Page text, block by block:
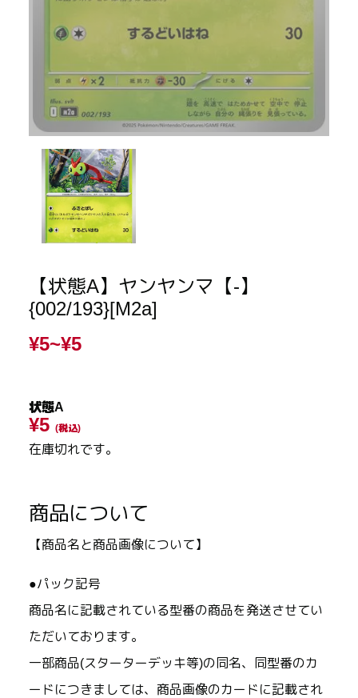
【状態A】ヤンヤンマ【-】
{002/193}[M2a]
¥5~¥5
状態A
¥5 (税込)
在庫切れです。
商品について
【商品名と商品画像について】
●パック記号
商品名に記載されている型番の商品を発送させてい
ただいております。
一部商品(スターターデッキ等)の同名、同型番のカ
ードにつきましては、商品画像のカードに記載され